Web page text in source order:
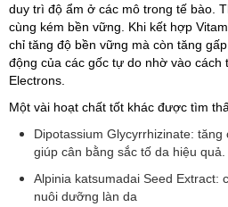
duy trì độ ẩm ở các mô trong tế bào.
cùng kém bền vững. Khi kết hợp
chỉ tăng độ bền vững mà còn tăng
động của các gốc tự do nhờ vào cách
Electrons.
Một vài hoạt chất tốt khác được tìm
Dipotassium Glycyrrhizinate: tăng
giúp cân bằng sắc tố da hiệu quả.
Alpinia katsumadai Seed Extract:
nuôi dưỡng làn da